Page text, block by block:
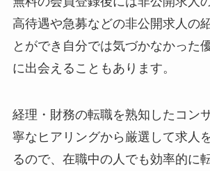
高待遇や急募などの非公開求人の
とができ自分では気づかなかった
に出会えることもあります。
経理・財務の転職を熟知したコン
寧なヒアリングから厳選して求人
るので、在職中の人でも効率的に